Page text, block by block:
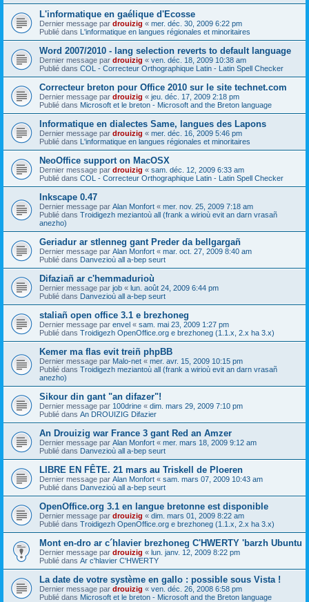
L'informatique en gaélique d'Ecosse
Dernier message par drouizig « mer. déc. 30, 2009 6:22 pm
Publié dans L'informatique en langues régionales et minoritaires
Word 2007/2010 - lang selection reverts to default language
Dernier message par drouizig « ven. déc. 18, 2009 10:38 am
Publié dans COL - Correcteur Orthographique Latin - Latin Spell Checker
Correcteur breton pour Office 2010 sur le site technet.com
Dernier message par drouizig « jeu. déc. 17, 2009 2:18 pm
Publié dans Microsoft et le breton - Microsoft and the Breton language
Informatique en dialectes Same, langues des Lapons
Dernier message par drouizig « mer. déc. 16, 2009 5:46 pm
Publié dans L'informatique en langues régionales et minoritaires
NeoOffice support on MacOSX
Dernier message par drouizig « sam. déc. 12, 2009 6:33 am
Publié dans COL - Correcteur Orthographique Latin - Latin Spell Checker
Inkscape 0.47
Dernier message par Alan Monfort « mer. nov. 25, 2009 7:18 am
Publié dans Troidigezh meziantoù all (frank a wirioù evit an darn vrasañ
anezho)
Geriadur ar stlenneg gant Preder da bellgargañ
Dernier message par Alan Monfort « mar. oct. 27, 2009 8:40 am
Publié dans Danvezioù all a-bep seurt
Difaziañ ar c'hemmadurioù
Dernier message par job « lun. août 24, 2009 6:44 pm
Publié dans Danvezioù all a-bep seurt
staliañ open office 3.1 e brezhoneg
Dernier message par envel « sam. mai 23, 2009 1:27 pm
Publié dans Troidigezh OpenOffice.org e brezhoneg (1.1.x, 2.x ha 3.x)
Kemer ma flas evit treiñ phpBB
Dernier message par Malo-net « mer. avr. 15, 2009 10:15 pm
Publié dans Troidigezh meziantoù all (frank a wirioù evit an darn vrasañ
anezho)
Sikour din gant "an difazer"!
Dernier message par 100drine « dim. mars 29, 2009 7:10 pm
Publié dans An DROUIZIG Difazier
An Drouizig war France 3 gant Red an Amzer
Dernier message par Alan Monfort « mer. mars 18, 2009 9:12 am
Publié dans Danvezioù all a-bep seurt
LIBRE EN FÊTE. 21 mars au Triskell de Ploeren
Dernier message par Alan Monfort « sam. mars 07, 2009 10:43 am
Publié dans Danvezioù all a-bep seurt
OpenOffice.org 3.1 en langue bretonne est disponible
Dernier message par drouizig « dim. mars 01, 2009 8:22 am
Publié dans Troidigezh OpenOffice.org e brezhoneg (1.1.x, 2.x ha 3.x)
Mont en-dro ar c´hlavier brezhoneg C'HWERTY 'barzh Ubuntu
Dernier message par drouizig « lun. janv. 12, 2009 8:22 pm
Publié dans Ar c'hlavier C'HWERTY
La date de votre système en gallo : possible sous Vista !
Dernier message par drouizig « ven. déc. 26, 2008 6:58 pm
Publié dans Microsoft et le breton - Microsoft and the Breton language